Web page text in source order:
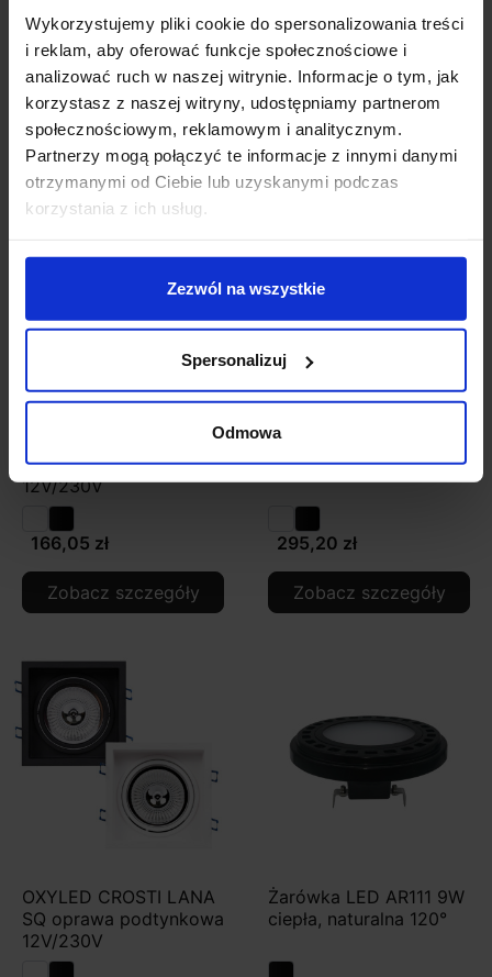
Wykorzystujemy pliki cookie do spersonalizowania treści
i reklam, aby oferować funkcje społecznościowe i
analizować ruch w naszej witrynie. Informacje o tym, jak
korzystasz z naszej witryny, udostępniamy partnerom
społecznościowym, reklamowym i analitycznym.
Partnerzy mogą połączyć te informacje z innymi danymi
otrzymanymi od Ciebie lub uzyskanymi podczas
korzystania z ich usług.
Zezwól na wszystkie
Spersonalizuj
Odmowa
ES111 biała 10W 4000K
139,99 zł 119,99 zł
Zobacz szczegóły
LED 11,7W(75W) AR111
ściemnialna
139,99 zł
Zobacz szczegóły
podtynkowa 17cm
12V/230V
166,05 zł
Zobacz szczegóły
SQ DUE oprawa
podtynkowa 12V/230V
295,20 zł
Zobacz szczegóły
OXYLED CROSTI LANA
SQ oprawa podtynkowa
12V/230V
Żarówka LED AR111 9W
ciepła, naturalna 120°